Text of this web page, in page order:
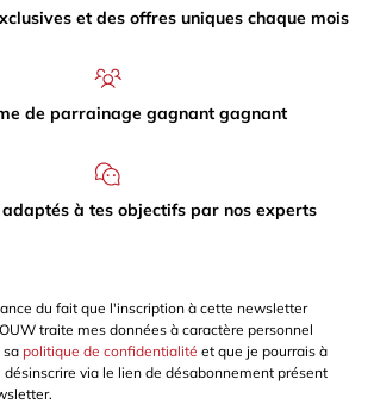
et des offres uniques chaque mois
de parrainage gagnant gagnant
adaptés à tes objectifs par nos experts
du fait que l'inscription à cette newsletter
traite mes données à caractère personnel
sa politique de confidentialité et que je pourrais à
via le lien de désabonnement présent